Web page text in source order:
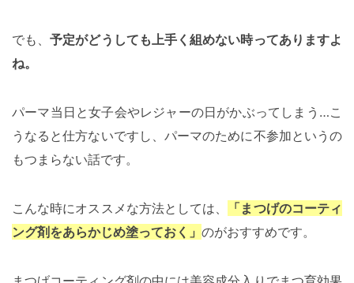
でも、予定がどうしても上手く組めない時ってありますよ
ね。
パーマ当日と女子会やレジャーの日がかぶってしまう…こ
うなると仕方ないですし、パーマのために不参加というの
もつまらない話です。
こんな時にオススメな方法としては、
「まつげのコーティ
ング剤をあらかじめ塗っておく」 のがおすすめです。